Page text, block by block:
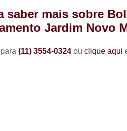
saber mais sobre
Jardim Novo
(11) 3554-0324 ou clique aqui